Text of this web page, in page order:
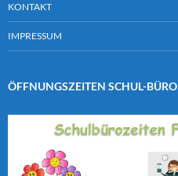
KONTAKT
IMPRESSUM
ÖFFNUNGSZEITEN SCHUL-BÜRO